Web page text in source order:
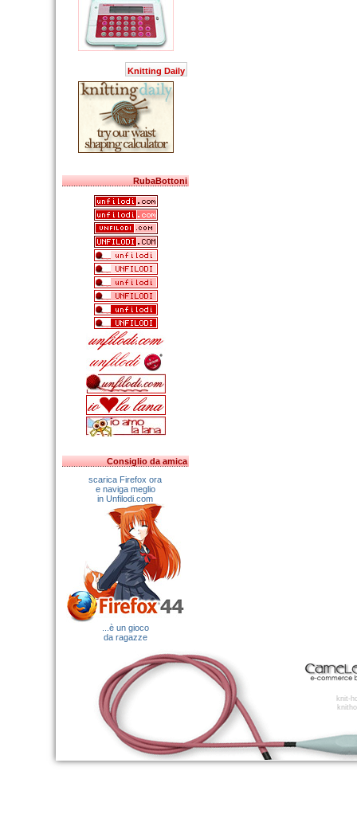
Knitting Daily
RubaBottoni
Consiglio da amica
scarica Firefox ora
e naviga meglio
in Unfilodi.com
...è un gioco
da ragazze
knit-